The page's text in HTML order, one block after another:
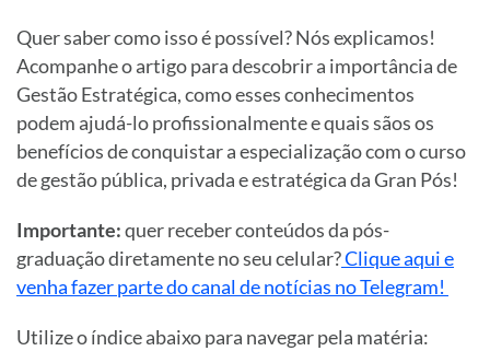
Quer saber como isso é possível? Nós explicamos!
Acompanhe o artigo para descobrir a importância de
Gestão Estratégica, como esses conhecimentos
podem ajudá-lo profissionalmente e quais sãos os
benefícios de conquistar a especialização com o curso
de gestão pública, privada e estratégica da Gran Pós!
Importante:quer receber conteúdos da pós-
graduação diretamente no seu celular?Clique aqui e
venha fazer parte do canal de notícias no Telegram!
Utilize oíndiceabaixo para navegar pela matéria: